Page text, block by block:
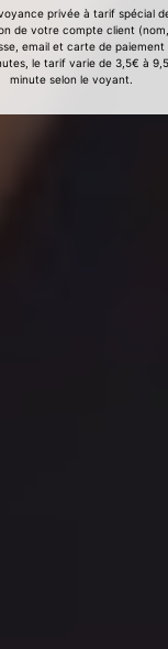
privée à tarif spécial
de votre compte client (nom,
email et carte de paiement
le tarif varie de 3,5€ à
minute selon le voyant.